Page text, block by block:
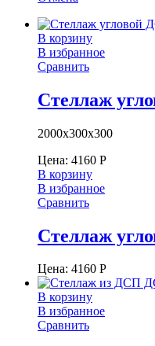
В корзину
В избранное
Сравнить
Стеллаж
2000х300х300
Цена: 4160 Р
В корзину
В избранное
Сравнить
Стеллаж
Цена: 4160 Р
В корзину
В избранное
Сравнить